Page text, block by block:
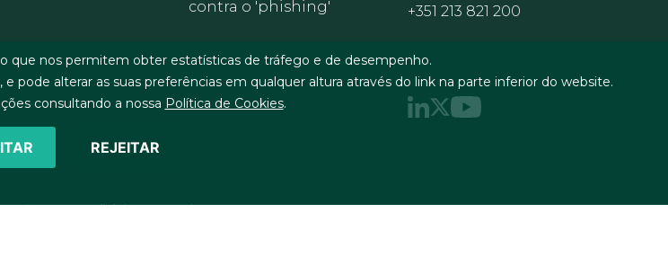
contra o 'phishing'
+351 213 821 200
S.L.P. All rights reserved
que nos permitem obter estatísticas de tráfego e de desempenho.
pode alterar as suas preferências em qualquer altura através do link na parte inferior do website.
consultando a nossa Política de Cookies.
REJEITAR